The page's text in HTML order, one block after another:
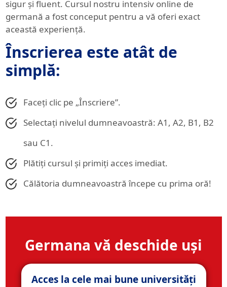
sigur și fluent. Cursul nostru intensiv online de
germană a fost conceput pentru a vă oferi exact
această experiență.
Înscrierea este atât de
simplă:
Faceți clic pe „Înscriere”.
Selectați nivelul dumneavoastră: A1, A2, B1, B2
sau C1.
Plătiți cursul și primiți acces imediat.
Călătoria dumneavoastră începe cu prima oră!
Germana vă deschide uși
Acces la cele mai bune universități